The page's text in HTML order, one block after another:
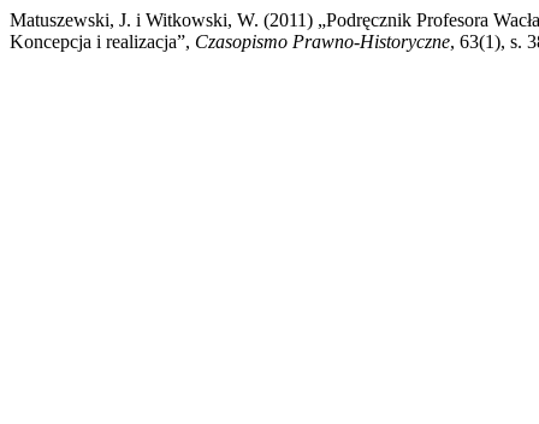
Matuszewski, J. i Witkowski, W. (2011) „Podręcznik Profesora
Koncepcja i realizacja”, Czasopismo Prawno-Historyczne, 63(1), s.